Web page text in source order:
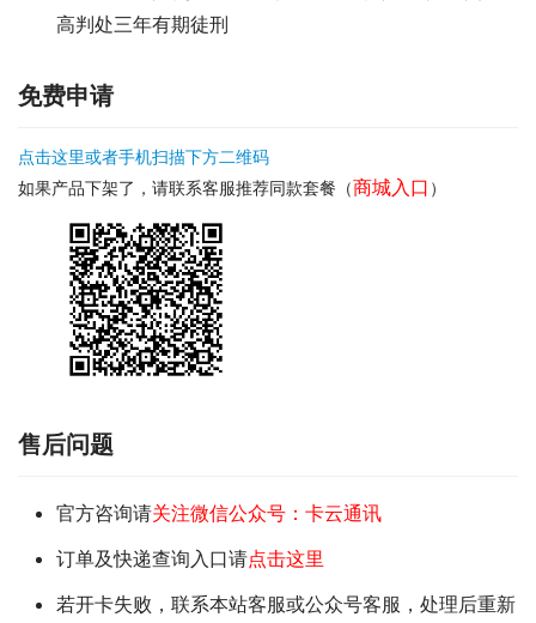
高判处三年有期徒刑
免费申请
点击这里或者手机扫描下方二维码
如果产品下架了，请联系客服推荐同款套餐（商城入口 ）
售后问题
官方咨询请关注微信公众号：卡云通讯
订单及快递查询入口请点击这里
若开卡失败，联系本站客服或公众号客服，处理后重新